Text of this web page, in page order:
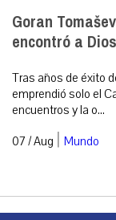
Goran
encontró a
Tras años de éxito
emprendió solo el
encuentros y la o...
07 / Aug | Mundo